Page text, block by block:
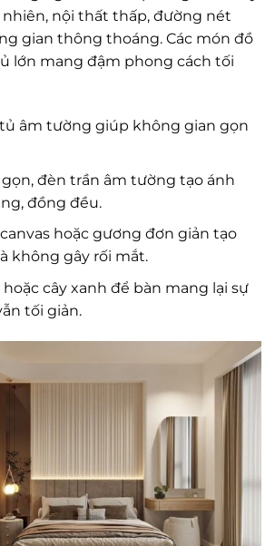
nội thất thấp, đường nét
gian thông thoáng. Các món đồ
lớn mang đậm phong cách tối
âm tường giúp không gian gọn
đèn trần âm tường tạo ánh
đồng đều.
hoặc gương đơn giản tạo
không gây rối mắt.
cây xanh để bàn mang lại sự
tối giản.